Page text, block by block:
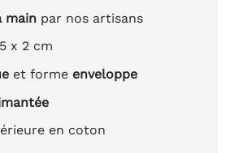
mainpar nos artisans
x 2 cm
et formeenveloppe
en coton